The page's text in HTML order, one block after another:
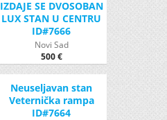
IZDAJE SE DVOSOBAN
LUX STAN U CENTRU
ID#7666
Novi Sad
500 €
Neuseljavan stan
Veternička rampa
ID#7664